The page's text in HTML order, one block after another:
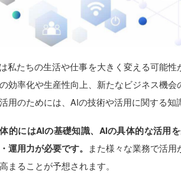
私たちの生活や仕事を大きく変える可能
効率化や生産性向上、新たなビジネス機
用のためには、AIの技術や活用に関する知
的にはAIの基礎知識、AIの具体的な活用
運用力が必要です。 また様々な業務で活
まることが予想されます。